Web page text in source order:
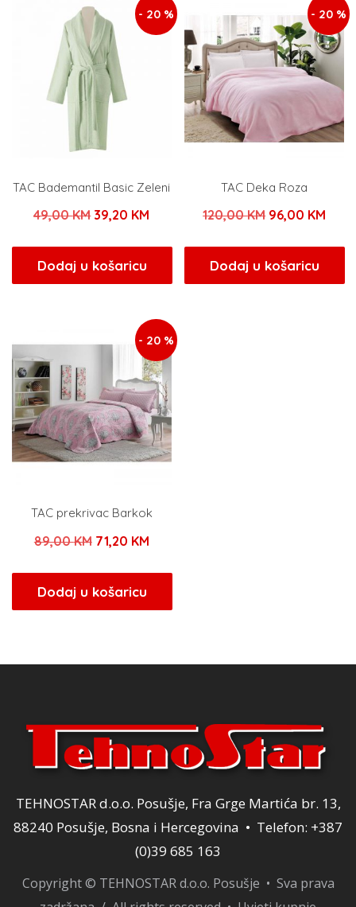
- 20 %
TAC Bademantil Basic Zeleni
49,00KM Izvorna
bila
je:
39,20 KM Trenutna
39,20 KM.
Dodaj u košaricu
- 20 %
TAC Deka Roza
120,00KM Izvorna
bila
je:
96,00 KM
Dodaj u košaricu
- 20 %
TAC prekrivac Barkok
89,00KM Izvorna
bila
je:
71,20 KMTrenutna
71,20 KM.
Dodaj u košaricu
TEHNOSTAR d.o.o. Posušje, Fra Grge Martića br. 13,
88240 Posušje, Bosna i Hercegovina • Telefon: +387
(0)39 685 163
Copyright © TEHNOSTAR d.o.o. Posušje • Sva prava